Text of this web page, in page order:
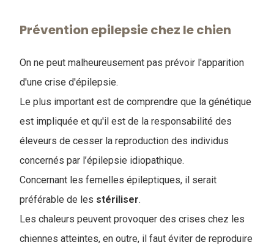
Prévention epilepsie chez le chien
On ne peut malheureusement pas prévoir l'apparition
d'une crise d'épilepsie.
Le plus important est de comprendre que la génétique
est impliquée et qu'il est de la responsabilité des
éleveurs de cesser la reproduction des individus
concernés par l’épilepsie idiopathique.
Concernant les femelles épileptiques, il serait
préférable de les stériliser.
Les chaleurs peuvent provoquer des crises chez les
chiennes atteintes, en outre, il faut éviter de reproduire